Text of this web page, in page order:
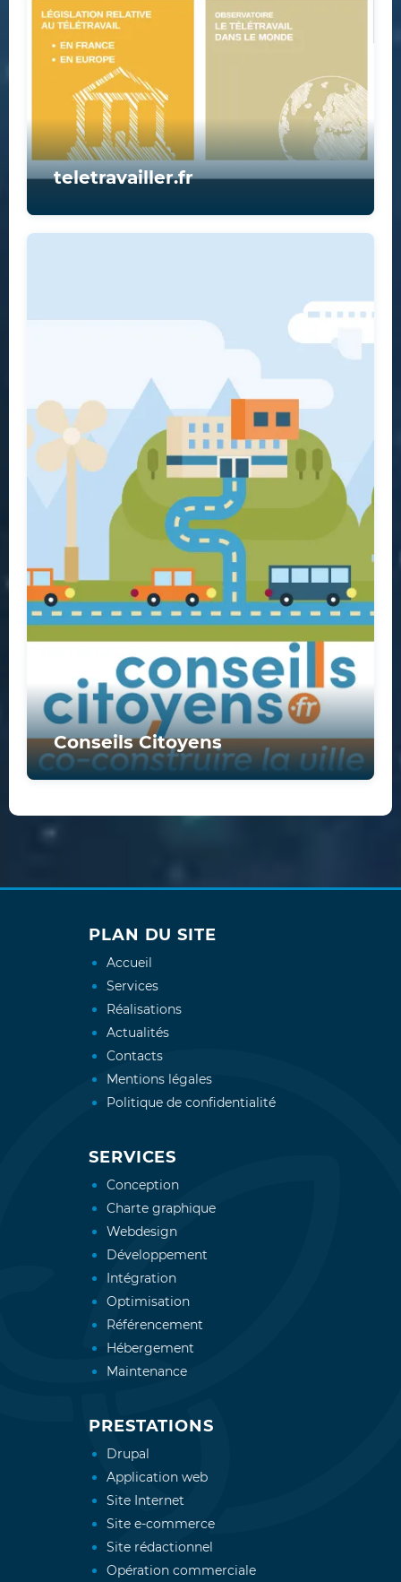
teletravailler.fr
Conseils Citoyens
PLAN DU SITE
Accueil
Services
Réalisations
Actualités
Contacts
Mentions légales
Politique de confidentialité
SERVICES
Conception
Charte graphique
Webdesign
Développement
Intégration
Optimisation
Référencement
Hébergement
Maintenance
PRESTATIONS
Drupal
Application web
Site Internet
Site e-commerce
Site rédactionnel
Opération commerciale